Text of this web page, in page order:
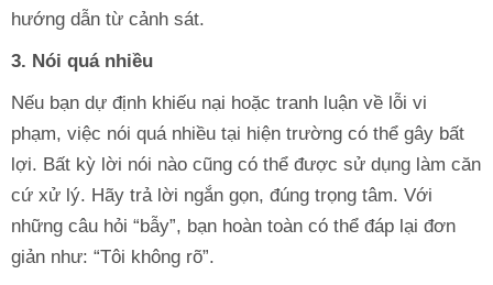
hướng dẫn từ cảnh sát.
3. Nói quá nhiều
Nếu bạn dự định khiếu nại hoặc tranh luận về lỗi vi
phạm, việc nói quá nhiều tại hiện trường có thể gây bất
lợi. Bất kỳ lời nói nào cũng có thể được sử dụng làm căn
cứ xử lý. Hãy trả lời ngắn gọn, đúng trọng tâm. Với
những câu hỏi “bẫy”, bạn hoàn toàn có thể đáp lại đơn
giản như: “Tôi không rõ”.